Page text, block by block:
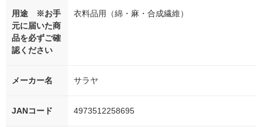
用途 ※お手
元に届いた商
品を必ずご確
認ください
衣料品用（綿・麻・合成繊維）
メーカー名 サラヤ
JANコード 4973512258695